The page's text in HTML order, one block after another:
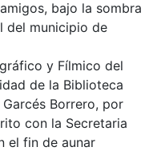
bajo la sombra
del municipio de
y Fílmico del
de la Biblioteca
Borrero, por
con la Secretaria
el fin de aunar